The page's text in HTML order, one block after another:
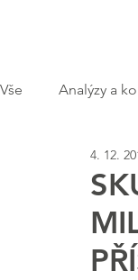
Vše Analýzy a
4. 12.